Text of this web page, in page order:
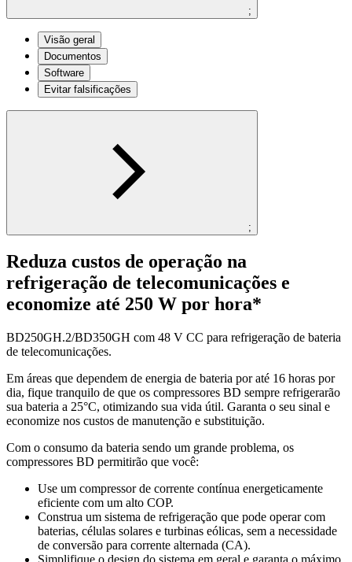
;
Visão geral
Documentos
Software
Evitar falsificações
;
Reduza custos de operação na
refrigeração de telecomunicações e
economize até 250 W por hora*
BD250GH.2/BD350GH com 48 V CC para refrigeração de bateria
de telecomunicações.
Em áreas que dependem de energia de bateria por até 16 horas por
dia, fique tranquilo de que os compressores BD sempre refrigerarão
sua bateria a 25°C, otimizando sua vida útil. Garanta o seu sinal e
economize nos custos de manutenção e substituição.
Com o consumo da bateria sendo um grande problema, os
compressores BD permitirão que você:
Use um compressor de corrente contínua energeticamente
eficiente com um alto COP.
Construa um sistema de refrigeração que pode operar com
baterias, células solares e turbinas eólicas, sem a necessidade
de conversão para corrente alternada (CA).
Simplifique o design do sistema em geral e garanta o máximo